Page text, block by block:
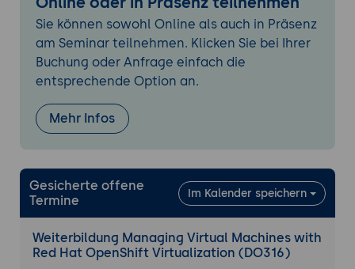
StorageClasses)
VMs mit Host-Storage und externem
Storage
Advanced Virtual Machine Management
VMs von kompatiblen Hypervisoren zu
OpenShift Virtualization migrieren
Platzierung von VMs im Cluster steuern
Health Monitoring: Virtuelle Maschinen in
Red Hat OpenShift Virtualization prüfen
und überwachen
Backup und Restore von VMs über OADP
Sie können sowohl Online als auch in Präsenz
am Seminar teilnehmen. Klicken Sie bei Ihrer
Buchung oder Anfrage einfach die
entsprechende Option an.
Mehr Infos
Gesicherte offene
Termine
Im Kalender speichern
Weiterbildung Managing Virtual Machines with
Red Hat OpenShift Virtualization (DO316)